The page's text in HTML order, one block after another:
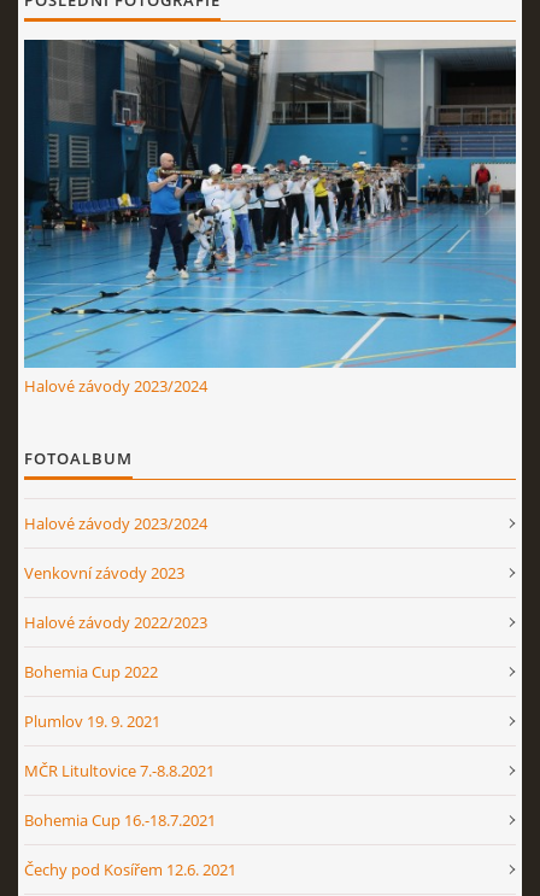
Nahoru ↑
Halové závody 2023/2024
FOTOALBUM
Halové závody 2023/2024
Venkovní závody 2023
Halové závody 2022/2023
Bohemia Cup 2022
Plumlov 19. 9. 2021
MČR Litultovice 7.-8.8.2021
Bohemia Cup 16.-18.7.2021
Čechy pod Kosířem 12.6. 2021